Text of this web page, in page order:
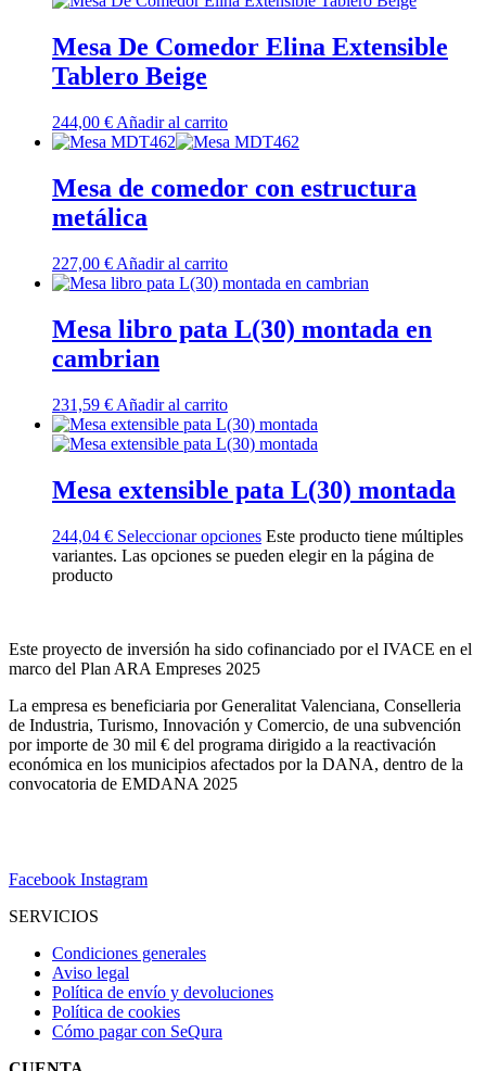
Mesa De Comedor Elina Extensible
Tablero Beige
244,00 € Añadir al carrito
Mesa de comedor con estructura
metálica
227,00 € Añadir al carrito
Mesa libro pata L(30) montada en
cambrian
231,59 € Añadir al carrito
Mesa extensible pata L(30) montada
244,04 € Seleccionar opciones Este producto tiene múltiples
variantes. Las opciones se pueden elegir en la página de
producto
Este proyecto de inversión ha sido cofinanciado por el IVACE en el
marco del Plan ARA Empreses 2025
La empresa es beneficiaria por Generalitat Valenciana, Conselleria
de Industria, Turismo, Innovación y Comercio, de una subvención
por importe de 30 mil € del programa dirigido a la reactivación
económica en los municipios afectados por la DANA, dentro de la
convocatoria de EMDANA 2025
Facebook Instagram
SERVICIOS
Condiciones generales
Aviso legal
Política de envío y devoluciones
Política de cookies
Cómo pagar con SeQura